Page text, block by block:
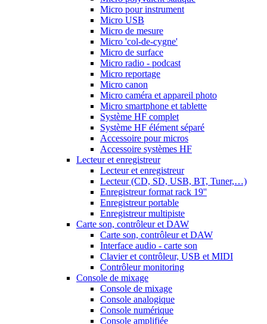
Micro pour instrument
Micro USB
Micro de mesure
Micro 'col-de-cygne'
Micro de surface
Micro radio - podcast
Micro reportage
Micro canon
Micro caméra et appareil photo
Micro smartphone et tablette
Système HF complet
Système HF élément séparé
Accessoire pour micros
Accessoire systèmes HF
Lecteur et enregistreur
Lecteur et enregistreur
Lecteur (CD, SD, USB, BT, Tuner,…)
Enregistreur format rack 19''
Enregistreur portable
Enregistreur multipiste
Carte son, contrôleur et DAW
Carte son, contrôleur et DAW
Interface audio - carte son
Clavier et contrôleur, USB et MIDI
Contrôleur monitoring
Console de mixage
Console de mixage
Console analogique
Console numérique
Console amplifiée